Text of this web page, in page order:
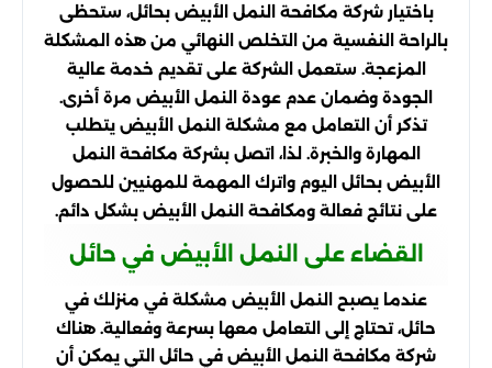
باختيار شركة مكافحة النمل الأبيض بحائل، ستحظى
بالراحة النفسية من التخلص النهائي من هذه المشكلة
المزعجة. ستعمل الشركة على تقديم خدمة عالية
الجودة وضمان عدم عودة النمل الأبيض مرة أخرى.
تذكر أن التعامل مع مشكلة النمل الأبيض يتطلب
المهارة والخبرة. لذا، اتصل بشركة مكافحة النمل
الأبيض بحائل اليوم واترك المهمة للمهنيين للحصول
على نتائج فعالة ومكافحة النمل الأبيض بشكل دائم.
القضاء على النمل الأبيض في حائل
عندما يصبح النمل الأبيض مشكلة في منزلك في
حائل، تحتاج إلى التعامل معها بسرعة وفعالية. هناك
شركة مكافحة النمل الأبيض في حائل التي يمكن أن